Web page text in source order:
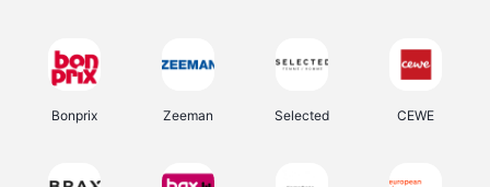
Bonprix Zeeman Selected CEWE